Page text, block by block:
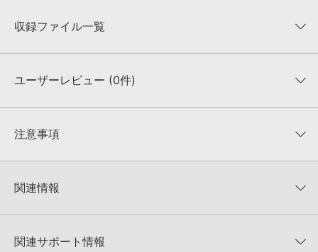
収録ファイル一覧
収録ファイル一覧
ユーザーレビュー (0件)
★★★★★
★5
★4
★1
0%
注意事項
KONTAKTフォーマットは、
でお使いいただけます。無償版のKONTAKT PLAYERではお使いい
4GBを超えるデータに関するご注意：
FAT32でフォーマットされた
関連情報
マーセール！
関連サポート情報